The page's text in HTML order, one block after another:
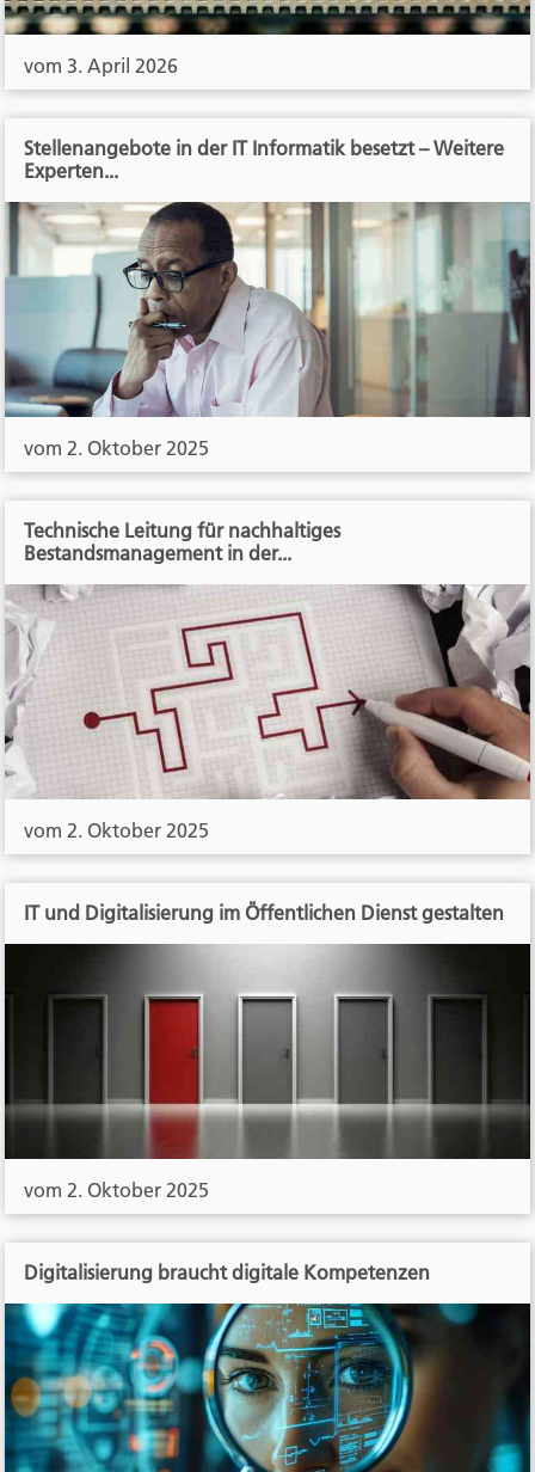
vom 3. April 2026
Stellenangebote in der IT Informatik besetzt – Weitere
Experten...
vom 2. Oktober 2025
Technische Leitung für nachhaltiges
Bestandsmanagement in der...
vom 2. Oktober 2025
IT und Digitalisierung im Öffentlichen Dienst gestalten
vom 2. Oktober 2025
Digitalisierung braucht digitale Kompetenzen